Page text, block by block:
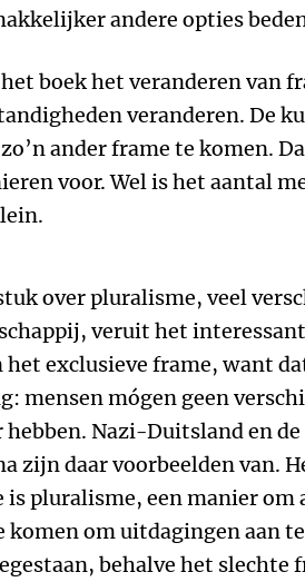
andere opties
boek het veranderen van
veranderen. De
ander frame te komen.
voor. Wel is het aantal
over pluralisme, veel
veruit het
exclusieve frame, want
mensen mógen geen
hebben. Nazi-Duitsland en
zijn daar voorbeelden van.
pluralisme, een manier om
komen om uitdagingen aan
behalve het slechte